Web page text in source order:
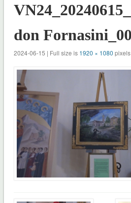
don
2024-06-15 | Full size is 1920 × 1080 pixels